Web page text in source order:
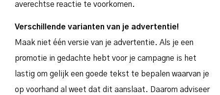
averechtse reactie te voorkomen.
Verschillende varianten van je advertentie!
Maak niet één versie van je advertentie. Als je een
promotie in gedachte hebt voor je campagne is het
lastig om gelijk een goede tekst te bepalen waarvan je
op voorhand al weet dat dit aanslaat. Daarom adviseer